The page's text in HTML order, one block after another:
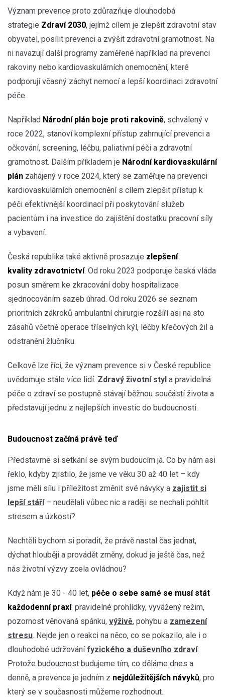
Význam prevence proto zdůrazňuje dlouhodobá
strategie Zdraví 2030, jejímž cílem je zlepšit zdravotní stav
obyvatel, posílit prevenci a zvýšit zdravotní gramotnost. Na
ni navazují další programy zaměřené například na prevenci
rakoviny nebo kardiovaskulárních onemocnění, které
podporují včasný záchyt nemocí a lepší koordinaci zdravotní
péče.
Například Národní plán boje proti rakovině, schválený v
roce 2022, stanoví komplexní přístup zahrnující prevenci a
očkování, screening, léčbu, paliativní péči a zdravotní
gramotnost. Dalším příkladem je Národní kardiovaskulární
plán zahájený v roce 2024, který se zaměřuje na prevenci
kardiovaskulárních onemocnění s cílem zlepšit přístup k
péči efektivnější koordinací při poskytování služeb
pacientům i na investice do zajištění dostatku pracovní síly
a vybavení.
Česká republika také aktivně prosazuje zlepšení
kvality zdravotnictví. Od roku 2023 podporuje česká vláda
posun směrem ke zkracování doby hospitalizace
sjednocováním sazeb úhrad. Od roku 2026 se seznam
prioritních zákroků ambulantní chirurgie rozšíří asi na sto
zásahů včetně operace tříselných kýl, léčby křečových žil a
odstranění žlučníku.
Celkově lze říci, že význam prevence si v České republice
uvědomuje stále více lidí. Zdravý životní styl a pravidelná
péče o zdraví se postupně stávají běžnou součástí života a
představují jednu z nejlepších investic do budoucnosti.
Budoucnost začíná právě teď
Představme si setkání se svým budoucím já. Co by nám asi
řeklo, kdyby zjistilo, že jsme ve věku 30 až 40 let – kdy
jsme měli sílu i příležitost změnit své návyky a zajistit si
lepší stáří– neudělali vůbec nic a raději se nechali pohltit
stresem a úzkostí?
Nechtěli bychom si poradit, že právě nastal čas jednat,
dýchat hlouběji a provádět změny, dokud je ještě čas, než
nás životní výzvy zcela ovládnou?
Když nám je 30 - 40 let, péče o sebe samé se musí stát
každodenní praxí: pravidelné prohlídky, vyvážený režim,
pozornost věnovaná spánku, výživě, pohybu a zamezení
stresu. Nejde jen o reakci na něco, co se pokazilo, ale i o
dlouhodobé udržovánífyzického a duševního zdraví.
Protože budoucnost budujeme tím, co děláme dnes a
denně, a prevence je jedním z nejdůležitějších návyků, pro
který se v současnosti můžeme rozhodnout.